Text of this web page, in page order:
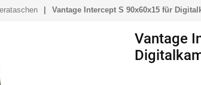
Vantage Intercept S 90x60x15 für
Vantage